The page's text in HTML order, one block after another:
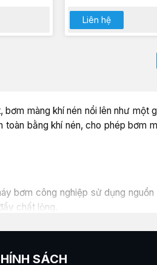
Liên hệ
màng khí nén nổi lên như
bằng khí nén, cho phép bơm
bơm công nghiệp sử dụng
chất lỏng.
có trục quay, cũng không
SÁCH